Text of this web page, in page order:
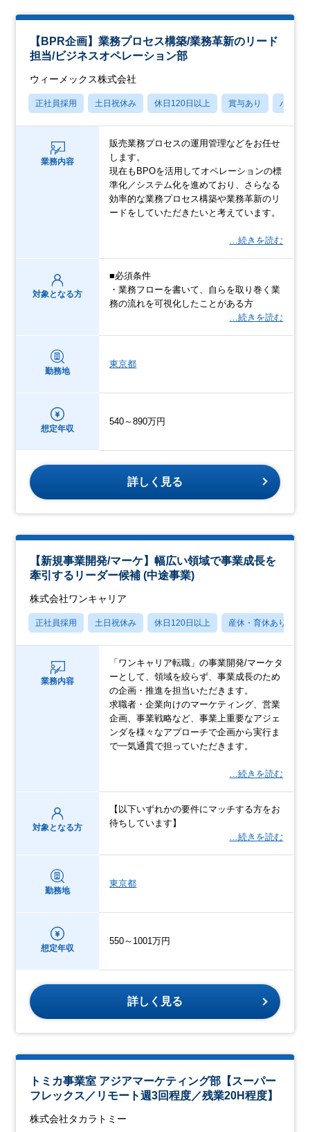
【BPR企画】業務プロセス構築/業務革新のリード
担当/ビジネスオペレーション部
ウィーメックス株式会社
正社員採用 土日祝休み 休日120日以上 賞与あり パパマ
業務内容
販売業務プロセスの運用管理などをお任せ
します。
現在もBPOを活用してオペレーションの標
準化／システム化を進めており、さらなる
効率的な業務プロセス構築や業務革新のリ
ードをしていただきたいと考えています。
…続きを読む
対象となる方
■必須条件
・業務フローを書いて、自らを取り巻く業
務の流れを可視化したことがある方
…続きを読む
勤務地
東京都
想定年収
540～890万円
詳しく見る
【新規事業開発/マーケ】幅広い領域で事業成長を
牽引するリーダー候補 (中途事業)
株式会社ワンキャリア
正社員採用 土日祝休み 休日120日以上 産休・育休あり
業務内容
「ワンキャリア転職」の事業開発/マーケタ
ーとして、領域を絞らず、事業成長のため
の企画・推進を担当いただきます。
求職者・企業向けのマーケティング、営業
企画、事業戦略など、事業上重要なアジェ
ンダを様々なアプローチで企画から実行ま
で一気通貫で担っていただきます。
…続きを読む
対象となる方
【以下いずれかの要件にマッチする方をお
待ちしています】
…続きを読む
勤務地
東京都
想定年収
550～1001万円
詳しく見る
トミカ事業室 アジアマーケティング部【スーパー
フレックス／リモート週3回程度／残業20H程度】
株式会社タカラトミー